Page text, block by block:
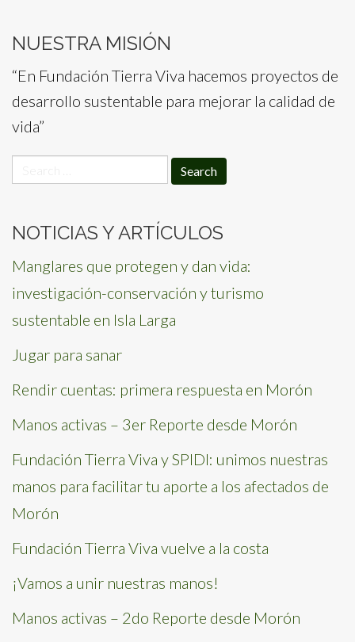
NUESTRA MISIÓN
“En Fundación Tierra Viva hacemos proyectos de
desarrollo sustentable para mejorar la calidad de
vida”
for:
NOTICIAS Y ARTÍCULOS
Manglares que protegen y dan vida:
investigación-conservación y turismo
sustentable en Isla Larga
Jugar para sanar
Rendir cuentas: primera respuesta en Morón
Manos activas – 3er Reporte desde Morón
Fundación Tierra Viva y SPIDI: unimos nuestras
manos para facilitar tu aporte a los afectados de
Morón
Fundación Tierra Viva vuelve a la costa
¡Vamos a unir nuestras manos!
Manos activas – 2do Reporte desde Morón